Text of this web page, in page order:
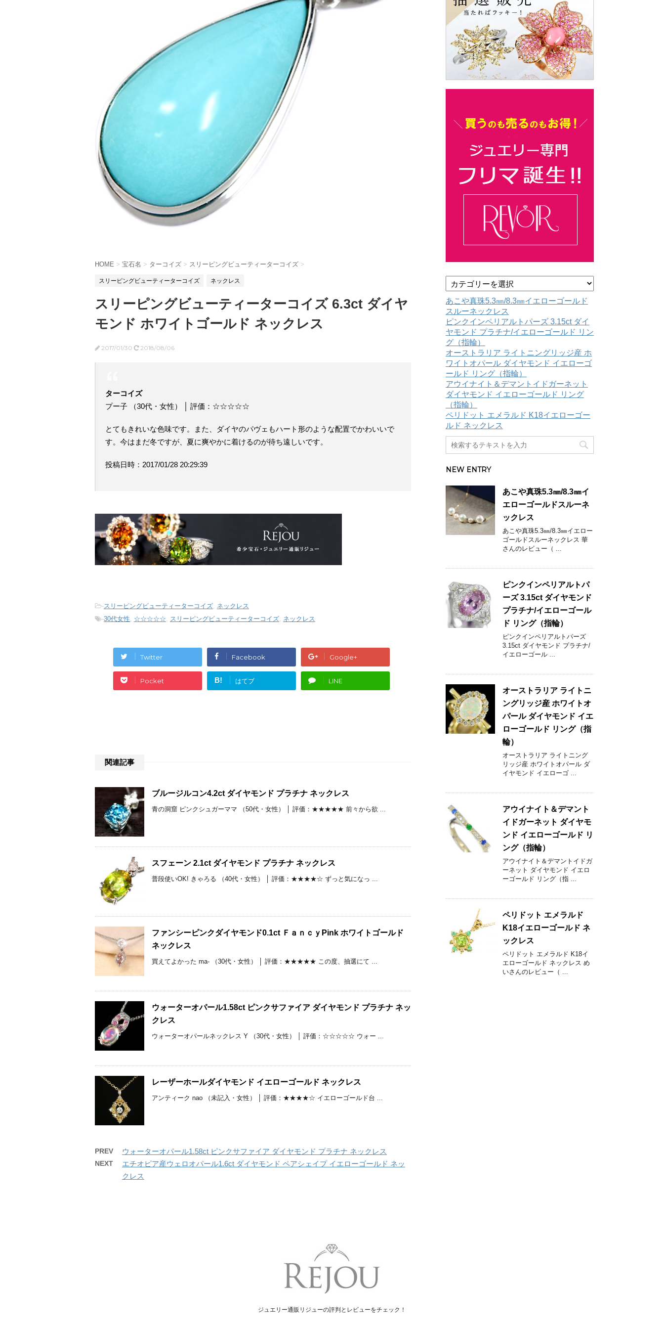
HOME > 宝石名 > ターコイズ > スリーピングビューティーターコイズ >
スリーピングビューティーターコイズ ネックレス
スリーピングビューティーターコイズ 6.3ct ダイヤ
モンド ホワイトゴールド ネックレス
2017/01/30 2018/08/06
ターコイズ
プー子 （30代・女性） │ 評価：☆☆☆☆☆
とてもきれいな色味です。また、ダイヤのパヴェもハート形のような配置でかわいいで
す。今はまだ冬ですが、夏に爽やかに着けるのが待ち遠しいです。
投稿日時：2017/01/28 20:29:39
-スリーピングビューティーターコイズ, ネックレス
-30代女性, ☆☆☆☆☆, スリーピングビューティーターコイズ, ネックレス
Twitter Facebook Google+
Pocket B! はてブ LINE
関連記事
ブルージルコン4.2ct ダイヤモンド プラチナ ネックレス
青の洞窟 ピンクシュガーママ （50代・女性） │ 評価：★★★★★ 前々から欲 ...
スフェーン 2.1ct ダイヤモンド プラチナ ネックレス
普段使いOK! きゃろる （40代・女性） │ 評価：★★★★☆ ずっと気になっ ...
ファンシーピンクダイヤモンド0.1ct ＦａｎｃｙPink ホワイトゴールド
ネックレス
買えてよかった ma- （30代・女性） │ 評価：★★★★★ この度、抽選にて ...
ウォーターオパール1.58ct ピンクサファイア ダイヤモンド プラチナ ネッ
クレス
ウォーターオパールネックレス Y （30代・女性） │ 評価：☆☆☆☆☆ ウォー ...
レーザーホールダイヤモンド イエローゴールド ネックレス
アンティーク nao （未記入・女性） │ 評価：★★★★☆ イエローゴールド台 ...
PREV ウォーターオパール1.58ct ピンクサファイア ダイヤモンド プラチナ ネックレス
NEXT
エチオピア産ウェロオパール1.6ct ダイヤモンド ペアシェイプ イエローゴールド ネッ
クレス
テ
ゴ
リ
ー
あこや真珠5.3㎜/8.3㎜イエローゴールド
スルーネックレス
ピンクインペリアルトパーズ 3.15ct ダイ
ヤモンド プラチナ/イエローゴールド リン
グ（指輪）
オーストラリア ライトニングリッジ産 ホ
ワイトオパール ダイヤモンド イエローゴ
ールド リング（指輪）
アウイナイト＆デマントイドガーネット
ダイヤモンド イエローゴールド リング
（指輪）
ペリドット エメラルド K18イエローゴー
ルド ネックレス
NEW ENTRY
あこや真珠5.3㎜/8.3㎜イ
エローゴールドスルーネ
ックレス
あこや真珠5.3㎜/8.3㎜イエロー
ゴールドスルーネックレス 華
さんのレビュー（ ...
ピンクインペリアルトパ
ーズ 3.15ct ダイヤモンド
プラチナ/イエローゴール
ド リング（指輪）
ピンクインペリアルトパーズ
3.15ct ダイヤモンド プラチナ/
イエローゴール ...
オーストラリア ライトニ
ングリッジ産 ホワイトオ
パール ダイヤモンド イエ
ローゴールド リング（指
輪）
オーストラリア ライトニング
リッジ産 ホワイトオパール ダ
イヤモンド イエローゴ ...
アウイナイト＆デマント
イドガーネット ダイヤモ
ンド イエローゴールド リ
ング（指輪）
アウイナイト＆デマントイドガ
ーネット ダイヤモンド イエロ
ーゴールド リング（指 ...
ペリドット エメラルド
K18イエローゴールド ネ
ックレス
ペリドット エメラルド K18イ
エローゴールド ネックレス め
いさんのレビュー（ ...
ジュエリー通販リジューの評判とレビューをチェック！